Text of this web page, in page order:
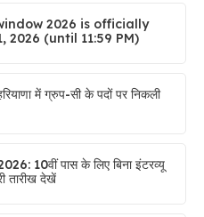
2026 is officially
2026 (until 11:59 PM)
में ग्रुप-सी के पदों पर निकली
10वीं पास के लिए बिना इंटरव्यू
तारीख देखें